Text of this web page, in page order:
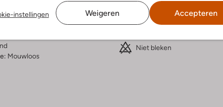
instellingen Weigeren Accepteren
16% Elastaan
Mouwloos
Kan niet in de droogtrommel
Alleen in de schaduw drogen
Niet bleken